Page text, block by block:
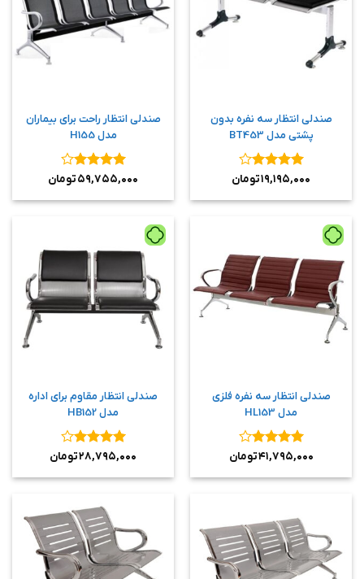
صندلی انتظار سه نفره بدون
پشتی مدل BT453
نمره۴
۱۹,۱۹۵,۰۰۰تومان
صندلی انتظار راحت برای بیماران
مدل H155
نمره۴
۵۹,۷۵۵,۰۰۰تومان
صندلی انتظار سه نفره فلزی
مدل HL153
نمره۴
۴۱,۷۹۵,۰۰۰تومان
صندلی انتظار مقاوم برای اداره
مدل HB152
نمره۴
۲۸,۷۹۵,۰۰۰تومان